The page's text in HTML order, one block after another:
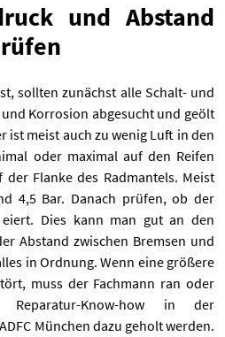
und Abstand
sollten zunächst alle Schalt- und
Korrosion abgesucht und geölt
ist meist auch zu wenig Luft in den
oder maximal auf den Reifen
Flanke des Radmantels. Meist
4,5 Bar. Danach prüfen, ob der
Dies kann man gut an den
Abstand zwischen Bremsen und
in Ordnung. Wenn eine größere
muss der Fachmann ran oder
Reparatur-Know-how in der
München dazu geholt werden.